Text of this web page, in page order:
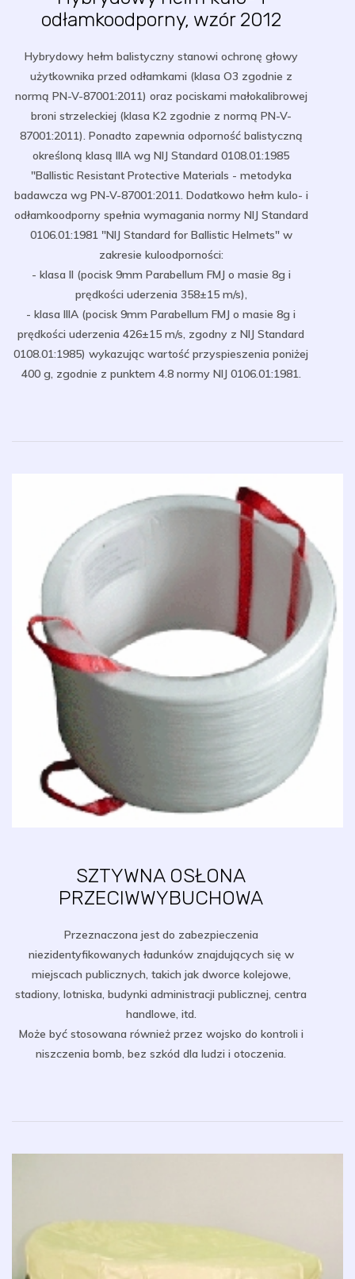
odłamkoodporny, wzór 2012
Hybrydowy hełm balistyczny stanowi ochronę głowy
użytkownika przed odłamkami (klasa O3 zgodnie z
normą PN-V-87001:2011) oraz pociskami małokalibrowej
broni strzeleckiej (klasa K2 zgodnie z normą PN-V-
87001:2011). Ponadto zapewnia odporność balistyczną
określoną klasą IIIA wg NIJ Standard 0108.01:1985
"Ballistic Resistant Protective Materials - metodyka
badawcza wg PN-V-87001:2011. Dodatkowo hełm kulo- i
odłamkoodporny spełnia wymagania normy NIJ Standard
0106.01:1981 "NIJ Standard for Ballistic Helmets" w
zakresie kuloodporności:
- klasa II (pocisk 9mm Parabellum FMJ o masie 8g i
prędkości uderzenia 358±15 m/s),
- klasa IIIA (pocisk 9mm Parabellum FMJ o masie 8g i
prędkości uderzenia 426±15 m/s, zgodny z NIJ Standard
0108.01:1985) wykazując wartość przyspieszenia poniżej
400 g, zgodnie z punktem 4.8 normy NIJ 0106.01:1981.
SZTYWNA OSŁONA
PRZECIWWYBUCHOWA
Przeznaczona jest do zabezpieczenia
niezidentyfikowanych ładunków znajdujących się w
miejscach publicznych, takich jak dworce kolejowe,
stadiony, lotniska, budynki administracji publicznej, centra
handlowe, itd.
Może być stosowana również przez wojsko do kontroli i
niszczenia bomb, bez szkód dla ludzi i otoczenia.